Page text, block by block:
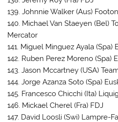
139. Johnnie Walker (Aus)
140. Michael Van Staeyen (Bel)
Mercator
141. Miguel Minguez Ayala (Spa)
142. Ruben Perez Moreno (Spa)
143. Jason Mccartney (USA)
144. Jorge Azanza Soto (Spa)
145. Francesco Chicchi (Ita)
146. Mickael Cherel (Fra) FDJ
147. David Loosli (Swi) Lampre-